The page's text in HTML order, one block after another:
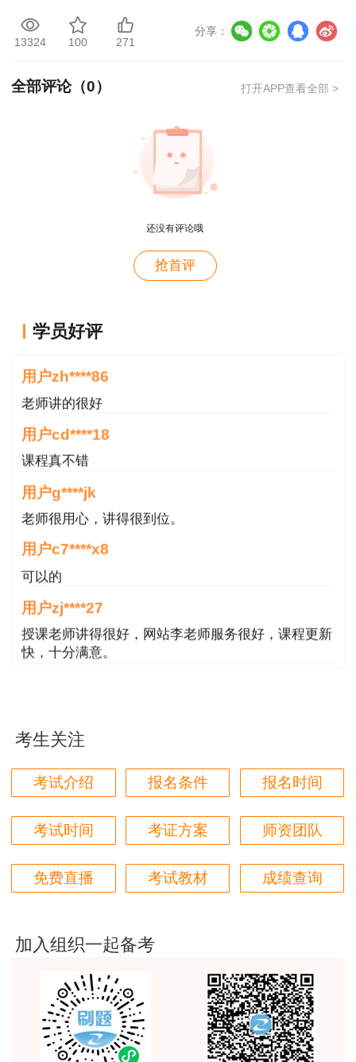
切险（及第三者责任险）、安装工程一切险（及第
三者责任险）、机器损坏险、机动车辆险、建筑职
保险等。
建设工程一切险是最为常见的保险险种，承保
各类民用、工业和公用事业建筑工程项目，保险范
围是自然事件和意外事件导致在建工程的损伤。引
起工程损伤的原因包括自然事件（地震、海啸、雷
灾、洪水等）。
保险人对下列各项原因造成的损失不负责赔
（1）设计错误引起的损失和费用；
（2）自然磨损、内在或潜在缺陷、物质本身
变化、自燃、自热、氧化、锈蚀、渗漏、鼠咬、虫
蛀、大气（气候或气温）变化、正常水位变化或其
他渐变原因造成的保险财产自身的损失和费用；
（3）因原材料缺陷或工艺不善引起的保险财
产本身的损失以及为换置、修理或矫正这些缺点错
误所支付的费用；
身损失；
（5）维修保养或正常检修的费用；
（6）档案、文件、账簿、票据、现金、各种
有价证券、图表资料及包装物料的损失；
（7）盘点时发现的短缺；
保险予以保障的车辆、船舶和飞机的损失；
（9）除非另有约定，在保险工程开始以前已
经存在或形成的位于工地范围内或其周围的属于被
保险人的财产的损失。
13324 100 271
分享：
全部评论（0） 打开APP查看全部 >
还没有评论哦
抢首评
学员好评
老师讲的深入浅出，风趣幽默。编的记忆口诀也很助
于记忆。
用户zh****86
老师讲的很好
用户cd****18
课程真不错
用户g****jk
老师很用心，讲得很到位。
用户c7****x8
可以的
用户zj****27
授课老师讲得很好，网站李老师服务很好，课程更新
快，十分满意。
站的教学质量越来越好，希望我们每位参加学习的同
学都取得非常优秀满意的成绩，衷心感谢各位老师的
辛勤付出！
用户m9****66
对本次课程购买的老师的服务态度非常满意。希望我
们网站教学质量越来越高。祝大家都取得满意的结
用户m5****66
用户m5****66
3位老师，讲的都非常的好
用户m9****88
建设工程教育网很给力，课程逻辑清晰，老师讲解通
俗易懂，重点突出，模拟题质量高，押题卷压中的知
考生关注
考试介绍 报名条件 报名时间
考试时间 考证方案 师资团队
免费直播 考试教材 成绩查询
加入组织一起备考